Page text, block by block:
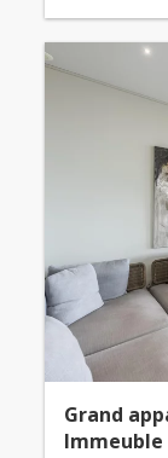
Grand